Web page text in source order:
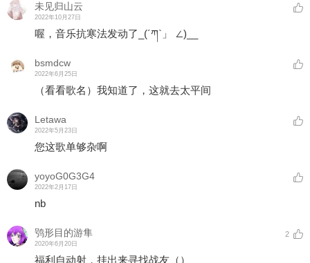
未见归山云
2022年10月27日
喔，音乐抗寒法发动了_(´ཀ`」 ∠)__
bsmdcw
2022年6月25日
（看看歌名）我知道了，这就去太平间
Letawa
2022年5月23日
您这歌单够杂啊
yoyoG0G3G4
2022年2月17日
nb
鸮形目的游隼
2020年6月20日
2
福利自动射，挂出来寻找战友（）